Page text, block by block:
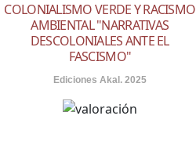
COLONIALISMO VERDE Y RACISMO
AMBIENTAL "NARRATIVAS
DESCOLONIALES ANTE EL
FASCISMO"
Ediciones Akal. 2025